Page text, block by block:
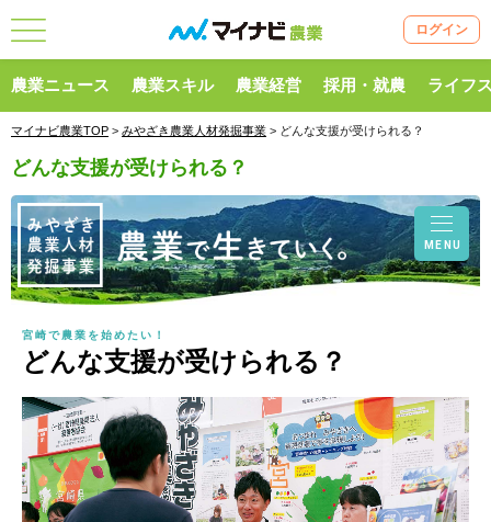
ログイン
農業ニュース 農業スキル 農業経営 採用・就農 ライフ
マイナビ農業TOP > みやざき農業人材発掘事業 > どんな支援が受けられる？
どんな支援が受けられる？
MENU
宮崎で農業を始めたい！
どんな支援が受けられる？